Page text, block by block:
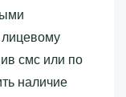
смс или по
наличие